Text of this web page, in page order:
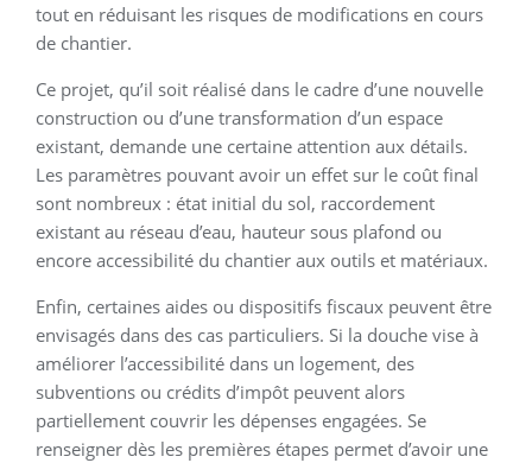
tout en réduisant les risques de modifications en cours
de chantier.
Ce projet, qu’il soit réalisé dans le cadre d’une nouvelle
construction ou d’une transformation d’un espace
existant, demande une certaine attention aux détails.
Les paramètres pouvant avoir un effet sur le coût final
sont nombreux : état initial du sol, raccordement
existant au réseau d’eau, hauteur sous plafond ou
encore accessibilité du chantier aux outils et matériaux.
Enfin, certaines aides ou dispositifs fiscaux peuvent être
envisagés dans des cas particuliers. Si la douche vise à
améliorer l’accessibilité dans un logement, des
subventions ou crédits d’impôt peuvent alors
partiellement couvrir les dépenses engagées. Se
renseigner dès les premières étapes permet d’avoir une